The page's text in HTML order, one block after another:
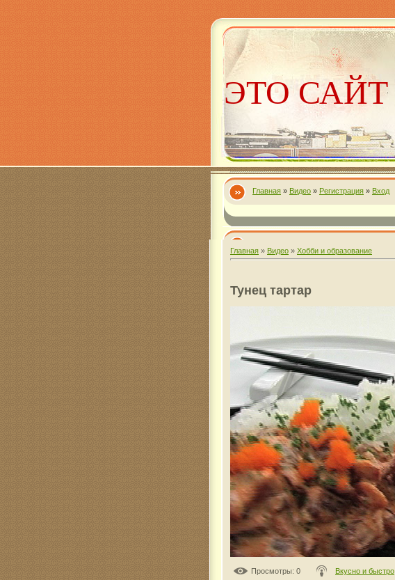
ЭТО САЙТ
Александра
Комарова
Главная » Видео » Регистрация » Вход
Главная » Видео » Хобби и образование
Тунец тартар
Просмотры: 0 Вкусно и быстро